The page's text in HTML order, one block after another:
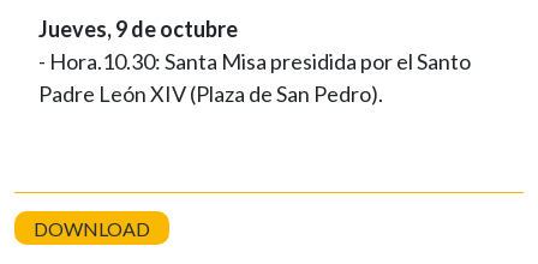
Jueves, 9 de octubre
- Hora.10.30: Santa Misa presidida por el Santo
Padre León XIV (Plaza de San Pedro).